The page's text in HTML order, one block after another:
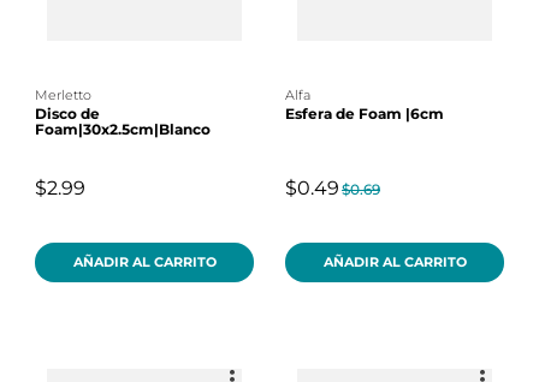
merletto
Disco de
Foam|30x2.5cm|Blanco
$2.99
AÑADIR AL CARRITO
alfa
Esfera de Foam |6cm
$0.49 $0.69
AÑADIR AL CARRITO